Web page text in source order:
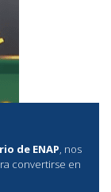
de ENAP, nos
convertirse en